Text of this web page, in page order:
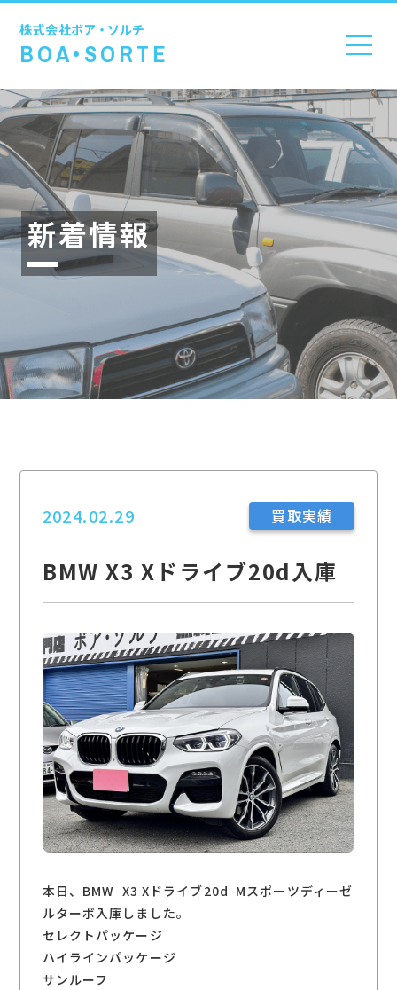
株式会社ボア・ソルチ
BOA•SORTE
新着情報
2024.02.29 買取実績
BMW X3 Xドライブ20d入庫
本日、BMW X3 Xドライブ20d Mスポーツディーゼ
ルターボ入庫しました。
セレクトパッケージ
ハイラインパッケージ
サンルーフ